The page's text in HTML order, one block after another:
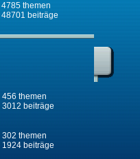
4785 themen
48701 beiträge
456 themen
3012 beiträge
302 themen
1924 beiträge